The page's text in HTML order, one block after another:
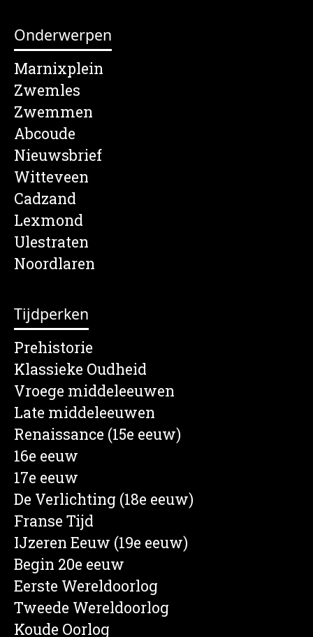
Onderwerpen
Marnixplein
Zwemles
Zwemmen
Abcoude
Nieuwsbrief
Witteveen
Cadzand
Lexmond
Ulestraten
Noordlaren
Tijdperken
Prehistorie
Klassieke Oudheid
Vroege middeleeuwen
Late middeleeuwen
Renaissance (15e eeuw)
16e eeuw
17e eeuw
De Verlichting (18e eeuw)
Franse Tijd
IJzeren Eeuw (19e eeuw)
Begin 20e eeuw
Eerste Wereldoorlog
Tweede Wereldoorlog
Koude Oorlog